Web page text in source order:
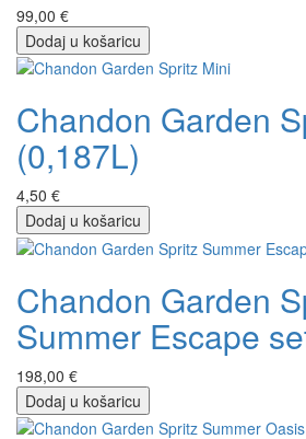
99,00 €
Dodaj u košaricu
Chandon Garden
(0,187L)
4,50 €
Dodaj u košaricu
Chandon Garden
Summer Escape
198,00 €
Dodaj u košaricu